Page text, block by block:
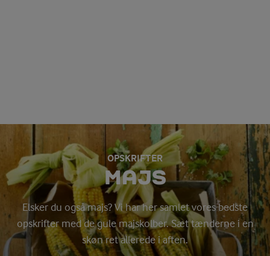
OPSKRIFTER
MAJS
Elsker du også majs? Vi har her samlet vores bedste
opskrifter med de gule majskolber. Sæt tænderne i en
skøn ret allerede i aften.